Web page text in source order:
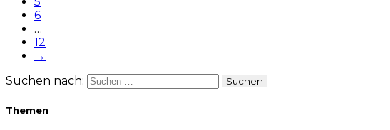
6
…
12
→
Suchen nach:
Themen